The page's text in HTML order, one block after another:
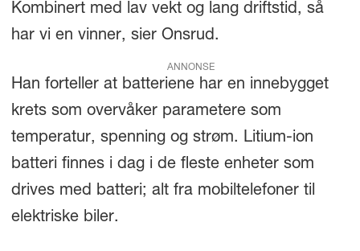
Kombinert med lav vekt og lang driftstid, så
har vi en vinner, sier Onsrud.
ANNONSE
Han forteller at batteriene har en innebygget
krets som overvåker parametere som
temperatur, spenning og strøm. Litium-ion
batteri finnes i dag i de fleste enheter som
drives med batteri; alt fra mobiltelefoner til
elektriske biler.